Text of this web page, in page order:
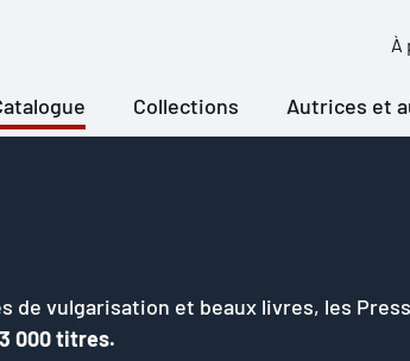
À
Collections Autrices et
vulgarisation et beaux livres, les
3 000 titres.